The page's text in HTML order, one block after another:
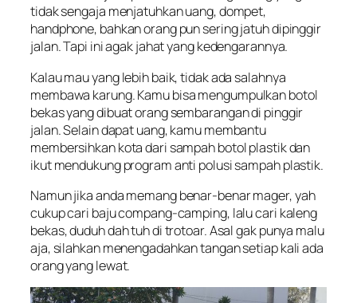
tidak sengaja menjatuhkan uang, dompet,
handphone, bahkan orang pun sering jatuh dipinggir
jalan. Tapi ini agak jahat yang kedengarannya.
Kalau mau yang lebih baik, tidak ada salahnya
membawa karung. Kamu bisa mengumpulkan botol
bekas yang dibuat orang sembarangan di pinggir
jalan. Selain dapat uang, kamu membantu
membersihkan kota dari sampah botol plastik dan
ikut mendukung program anti polusi sampah plastik.
Namun jika anda memang benar-benar mager, yah
cukup cari baju compang-camping, lalu cari kaleng
bekas, duduh dah tuh di trotoar. Asal gak punya malu
aja, silahkan menengadahkan tangan setiap kali ada
orang yang lewat.